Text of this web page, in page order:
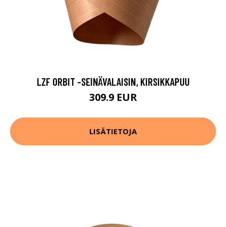
LZF ORBIT -SEINÄVALAISIN, KIRSIKKAPUU
309.9 EUR
LISÄTIETOJA